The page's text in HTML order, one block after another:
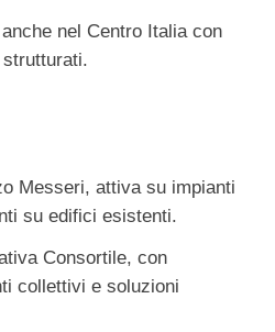
nel Centro Italia con
Messeri, attiva su impianti
su edifici esistenti.
Consortile, con
collettivi e soluzioni